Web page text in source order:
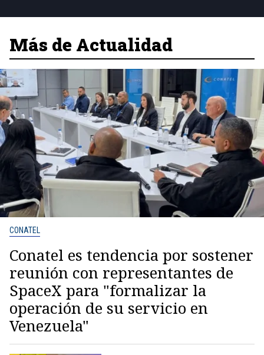
Más de Actualidad
CONATEL
Conatel es tendencia por sostener
reunión con representantes de
SpaceX para "formalizar la
operación de su servicio en
Venezuela"